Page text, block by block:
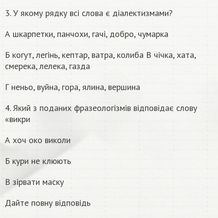
3. У якому рядку всі слова є діалектизмами?
А шкарпетки, панчохи, гачі, добро, чумарка
Б когут, легінь, кептар, ватра, колиба В чічка, хата,
смерека, лелека, газда
Г неньо, вуйна, гора, ялина, вершина
4. Який з поданих фразеологізмів відповідає слову
«викри
А хоч око виколи
Б кури не клюють
В зірвати маску
Дайте повну відповідь